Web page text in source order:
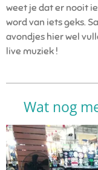
weet je dat er nooit
word van iets geks.
avondjes hier wel
live muziek !
Wat nog